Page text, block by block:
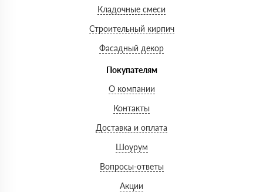
Кладочные смеси
Строительный кирпич
Фасадный декор
Покупателям
О компании
Контакты
Доставка и оплата
Шоурум
Вопросы-ответы
Акции